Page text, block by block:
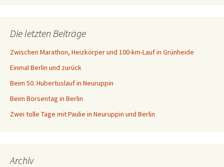
Die letzten Beiträge
Zwischen Marathon, Heizkörper und 100-km-Lauf in Grünheide
Einmal Berlin und zurück
Beim 50. Hubertuslauf in Neuruppin
Beim Börsentag in Berlin
Zwei tolle Tage mit Paulie in Neuruppin und Berlin
Archiv